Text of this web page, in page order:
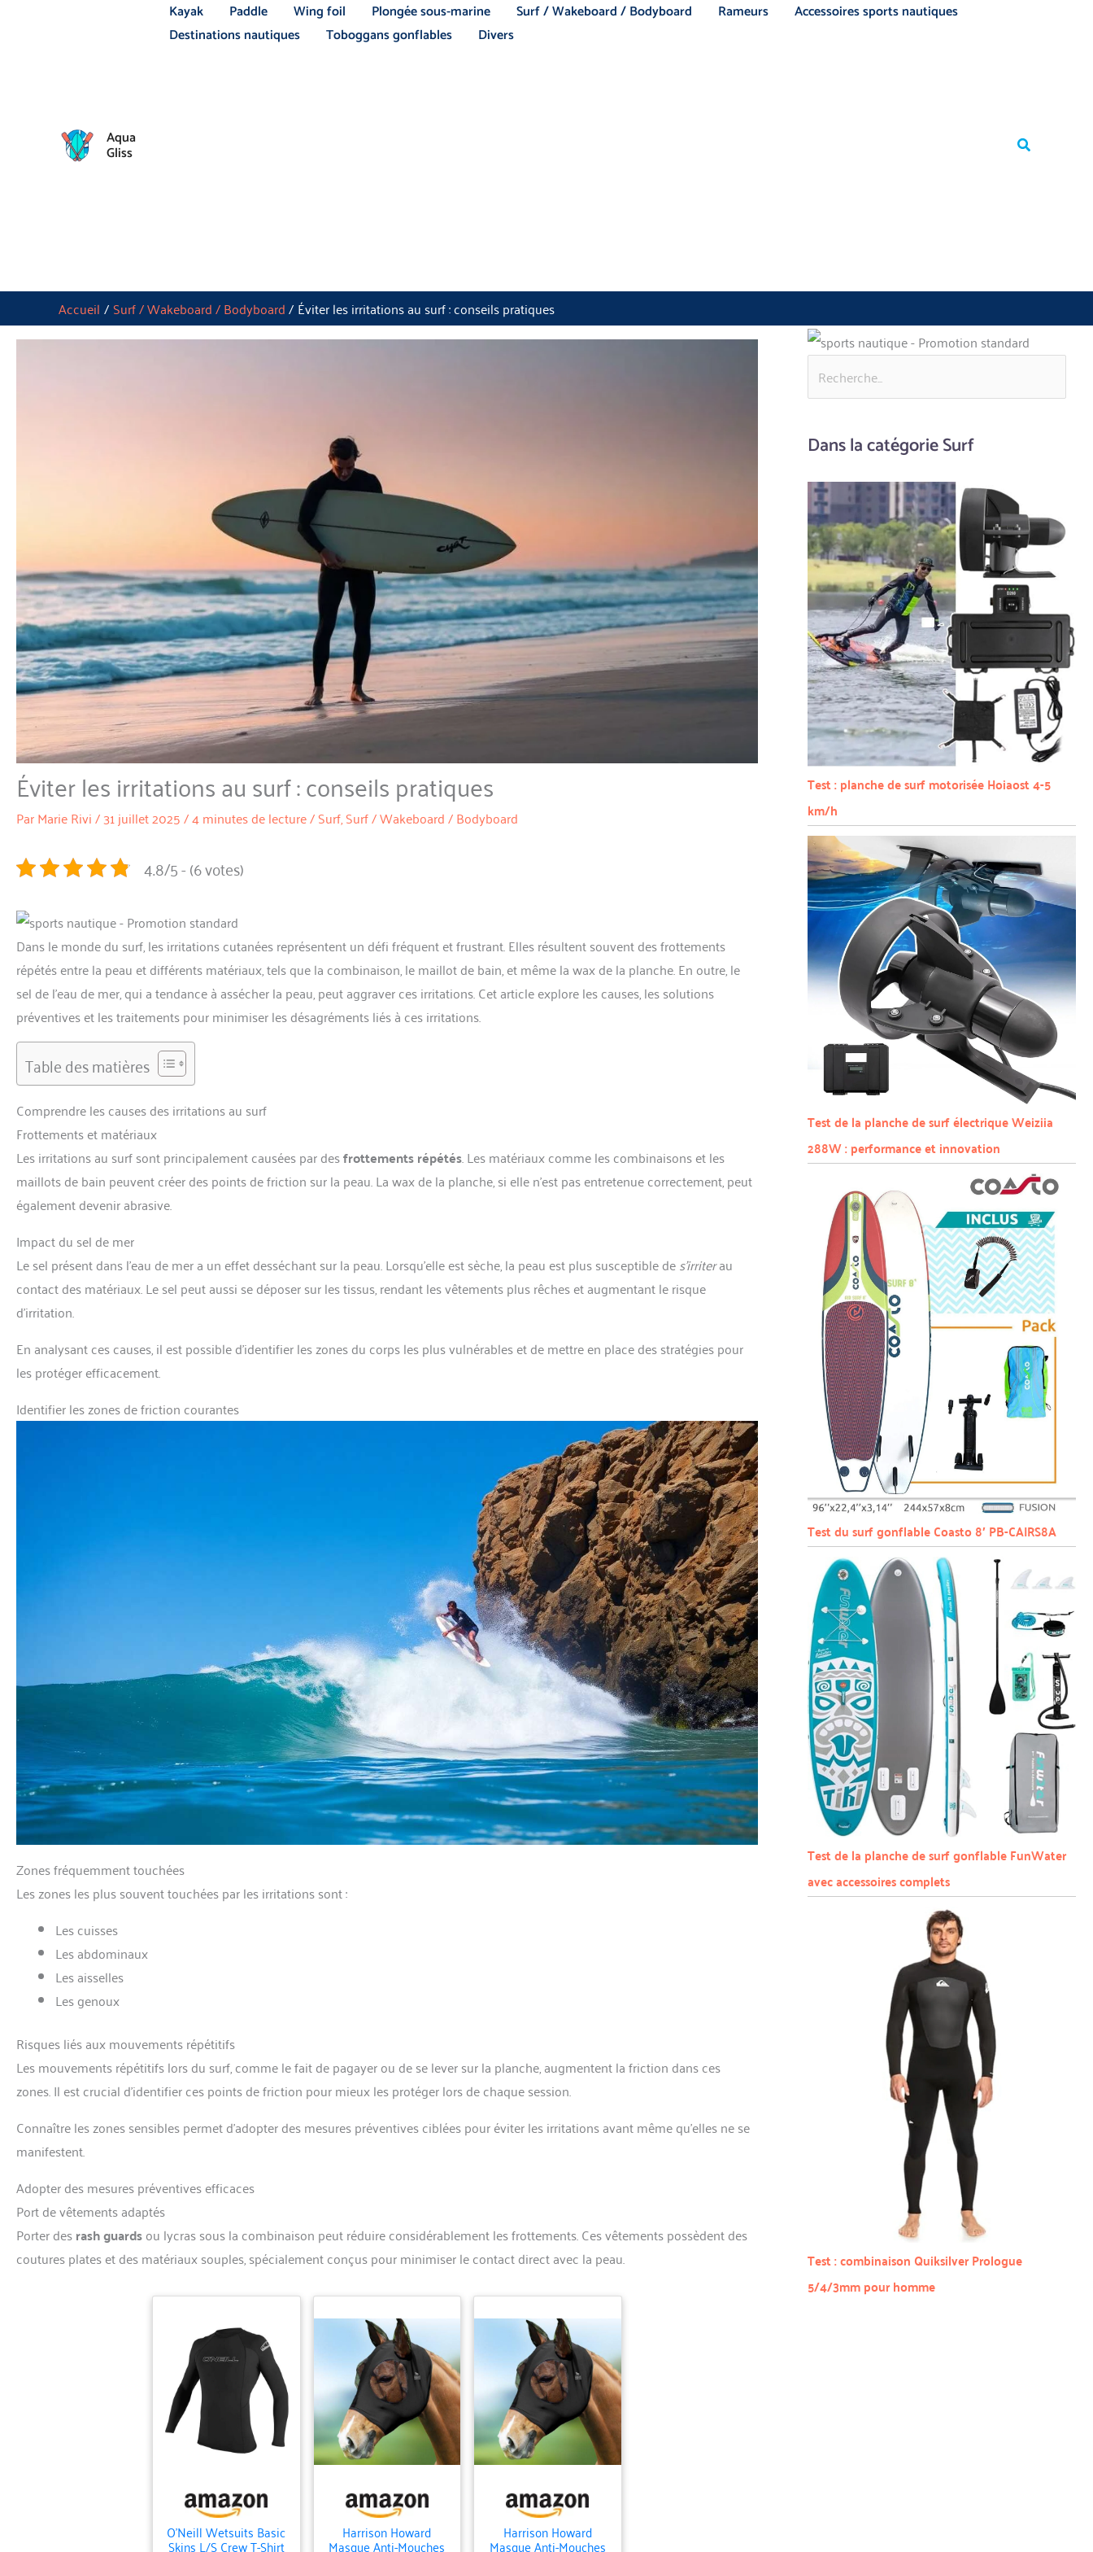
Aqua
Gliss
Kayak Paddle Wing foil Plongée sous-marine Surf / Wakeboard / Bodyboard Rameurs
Accessoires sports nautiques
Destinations nautiques
Toboggans gonflables Divers
Rechercher
Accueil Surf / Wakeboard / Bodyboard Éviter les irritations au surf : conseils pratiques
Éviter les irritations au surf : conseils pratiques
ParMarie Rivi/31 juillet 2025/4 minutes de lecture/Surf,Surf / Wakeboard / Bodyboard
4.8/5 - (6 votes)
Dans le monde du surf, les irritations cutanées représentent un défi fréquent et frustrant. Elles résultent souvent des frottements
répétés entre la peau et différents matériaux, tels que la combinaison, le maillot de bain, et même la wax de la planche. En outre, le
sel de l’eau de mer, qui a tendance à assécher la peau, peut aggraver ces irritations. Cet article explore les causes, les solutions
préventives et les traitements pour minimiser les désagréments liés à ces irritations.
Table des matières
Comprendre les causes des irritations au surf
Frottements et matériaux
Les irritations au surf sont principalement causées par desfrottements répétés. Les matériaux comme les combinaisons et les
maillots de bain peuvent créer des points de friction sur la peau. La wax de la planche, si elle n’est pas entretenue correctement, peut
également devenir abrasive.
Impact du sel de mer
Le sel présent dans l’eau de mer a un effet desséchant sur la peau. Lorsqu’elle est sèche, la peau est plus susceptible des’irriterau
contact des matériaux. Le sel peut aussi se déposer sur les tissus, rendant les vêtements plus rêches et augmentant le risque
d’irritation.
En analysant ces causes, il est possible d’identifier les zones du corps les plus vulnérables et de mettre en place des stratégies pour
les protéger efficacement.
Identifier les zones de friction courantes
Zones fréquemment touchées
Les zones les plus souvent touchées par les irritations sont :
Les cuisses
Les abdominaux
Les aisselles
Les genoux
Risques liés aux mouvements répétitifs
Les mouvements répétitifs lors du surf, comme le fait de pagayer ou de se lever sur la planche, augmentent la friction dans ces
zones. Il est crucial d’identifier ces points de friction pour mieux les protéger lors de chaque session.
Connaître les zones sensibles permet d’adopter des mesures préventives ciblées pour éviter les irritations avant même qu’elles ne se
manifestent.
Adopter des mesures préventives efficaces
Port de vêtements adaptés
Porter desrash guardsou lycras sous la combinaison peut réduire considérablement les frottements. Ces vêtements possèdent des
coutures plates et des matériaux souples, spécialement conçus pour minimiser le contact direct avec la peau.
O'Neill Wetsuits Basic
Skins L/S Crew T-Shirt
Harrison Howard
Masque Anti-Mouches
Harrison Howard
Masque Anti-Mouches
Rechercher
Dans la catégorie Surf
Test : planche de surf motorisée Hoiaost 4-5
km/h
Test de la planche de surf électrique Weiziia
288W : performance et innovation
Test du surf gonflable Coasto 8′ PB-CAIRS8A
Test de la planche de surf gonflable FunWater
avec accessoires complets
Test : combinaison Quiksilver Prologue
5/4/3mm pour homme